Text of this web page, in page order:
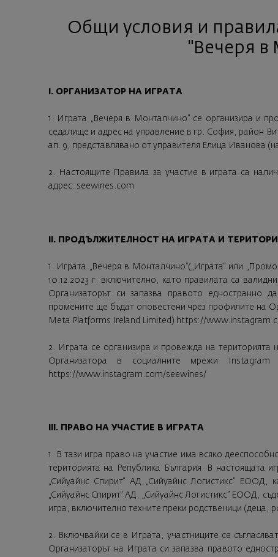
Общи условия и
"Вечеря в
I. ОРГАНИЗАТОР НА ИГРАТА
1. Играта „Вечеря в Монталчино” се организира и
седалище и адрес на управление в гр. София, район
ап. 9, представлявано от управителя Елица Иванова
2. Настоящите Правила за участие в играта са
адрес: seewines.com
II. ПРОДЪЛЖИТЕЛНОСТ НА ИГРАТА И
1. Играта „Вечеря в Монталчино”(„Играта“ или
10.12.2023 г. включително, като правилата са
Организаторът си запазва правото едностранно
промените ще бъдат оповестени чрез профилите на
Meta Platforms Ireland Limited) https://
2. Играта се организира и провежда на
Организатора в социалните мрежи
https://www.instagram.com/seewines/
III. ПРАВО НА УЧАСТИЕ В ИГРАТА
1. В тази игра право на участие има всяко
територията на Република България. В настоящата
„Сийуайнс Спирит“ АД „Сийуайнс Логистикс” ЕООД,
„Сийуайнс Спирит“ АД, „Сийуайнс Логистикс” ЕООД,
игра, включително техните преки родственици (деца,
2. Включвайки се в Играта, участниците се
Организаторът на Играта си запазва правото